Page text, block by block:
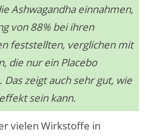
Ashwagandha einnahmen,
von 88% bei ihren
feststellten, verglichen mit
die nur ein Placebo
Das zeigt auch sehr gut, wie
sein kann.
vielen Wirkstoffe in